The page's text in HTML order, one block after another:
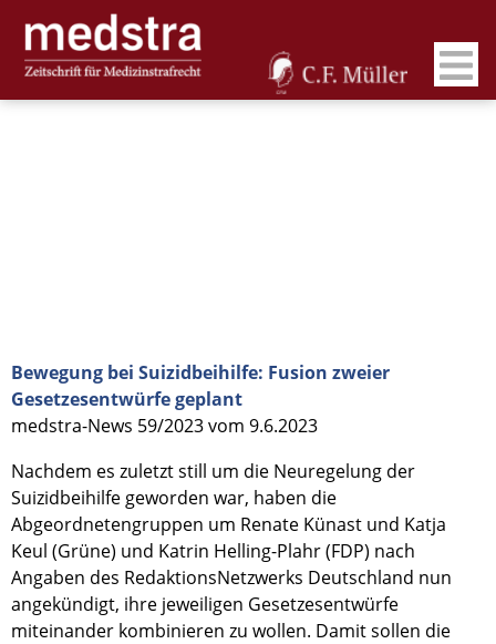
Bewegung bei Suizidbeihilfe: Fusion zweier
Gesetzesentwürfe geplant
medstra-News 59/2023 vom 9.6.2023
Nachdem es zuletzt still um die Neuregelung der
Suizidbeihilfe geworden war, haben die
Abgeordnetengruppen um Renate Künast und Katja
Keul (Grüne) und Katrin Helling-Plahr (FDP) nach
Angaben des RedaktionsNetzwerks Deutschland nun
angekündigt, ihre jeweiligen Gesetzesentwürfe
miteinander kombinieren zu wollen. Damit sollen die